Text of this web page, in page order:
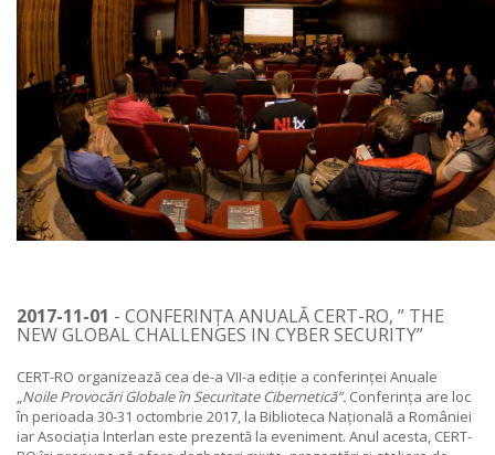
2017-11-01 - CONFERINȚA ANUALĂ CERT-RO, ” THE
NEW GLOBAL CHALLENGES IN CYBER SECURITY”
CERT-RO organizează cea de-a VII-a ediție a conferinței Anuale
„Noile Provocări Globale în Securitate Cibernetică”. Conferința are loc
în perioada 30-31 octombrie 2017, la Biblioteca Națională a României
iar Asociația Interlan este prezentă la eveniment. Anul acesta, CERT-